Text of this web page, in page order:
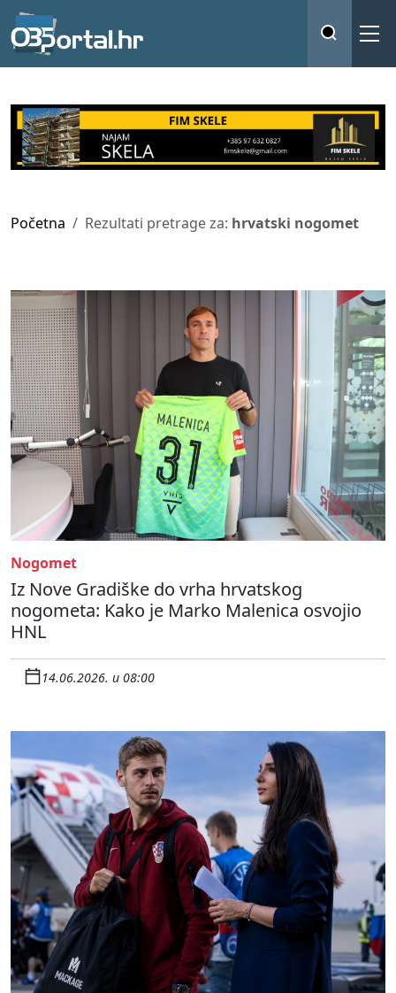
Početna Rezultati pretrage za: hrvatski nogomet
Nogomet
Iz Nove Gradiške do vrha hrvatskog
nogometa: Kako je Marko Malenica osvojio
HNL
14.06.2026. u 08:00